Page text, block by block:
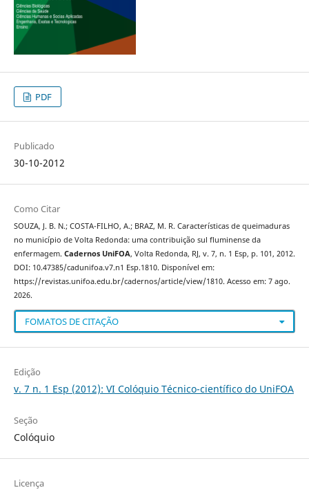
PDF
Publicado
30-10-2012
Como Citar
SOUZA, J. B. N.; COSTA-FILHO, A.; BRAZ, M. R. Características de queimaduras
no município de Volta Redonda: uma contribuição sul fluminense da
enfermagem. Cadernos UniFOA, Volta Redonda, RJ, v. 7, n. 1 Esp, p. 101, 2012.
DOI: 10.47385/cadunifoa.v7.n1 Esp.1810. Disponível em:
https://revistas.unifoa.edu.br/cadernos/article/view/1810. Acesso em: 7 ago.
2026.
FOMATOS DE CITAÇÃO
Edição
v. 7 n. 1 Esp (2012): VI Colóquio Técnico-científico do UniFOA
Seção
Colóquio
Licença